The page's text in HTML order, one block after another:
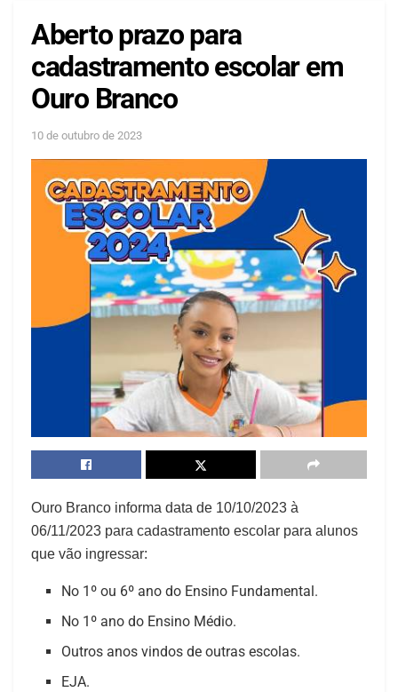
Aberto prazo para
cadastramento escolar em
Ouro Branco
10 de outubro de 2023
Ouro Branco informa data de 10/10/2023 à
06/11/2023 para cadastramento escolar para alunos
que vão ingressar:
No 1º ou 6º ano do Ensino Fundamental.
No 1º ano do Ensino Médio.
Outros anos vindos de outras escolas.
EJA.